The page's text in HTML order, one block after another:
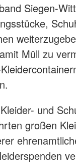
Siegen-
Müll zu
und
großen